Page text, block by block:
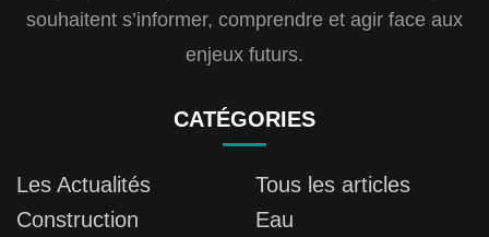
souhaitent s’informer, comprendre et agir face aux
enjeux futurs.
CATÉGORIES
Les Actualités
Tous les articles
Construction
Eau